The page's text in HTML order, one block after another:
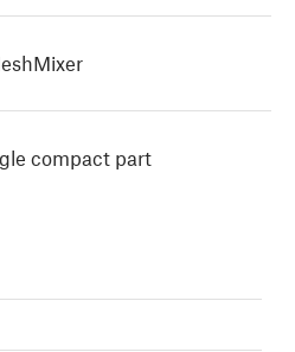
compact part